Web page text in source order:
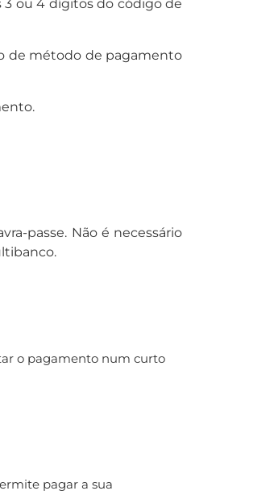
3 ou 4 dígitos do código de
de método de pagamento
passe. Não é necessário
o pagamento num curto
pagar a sua